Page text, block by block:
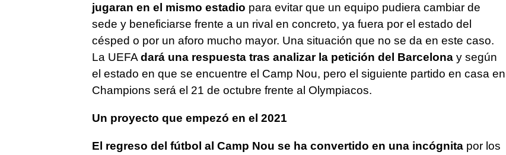
jugaran en el mismo estadio para evitar que un equipo pudiera cambiar de
sede y beneficiarse frente a un rival en concreto, ya fuera por el estado del
césped o por un aforo mucho mayor. Una situación que no se da en este caso.
La UEFA dará una respuesta tras analizar la petición del Barcelonay según
el estado en que se encuentre el Camp Nou, pero el siguiente partido en casa en
Champions será el 21 de octubre frente al Olympiacos.
Un proyecto que empezó en el 2021
El regreso del fútbol al Camp Nou se ha convertido en una incógnitapor los